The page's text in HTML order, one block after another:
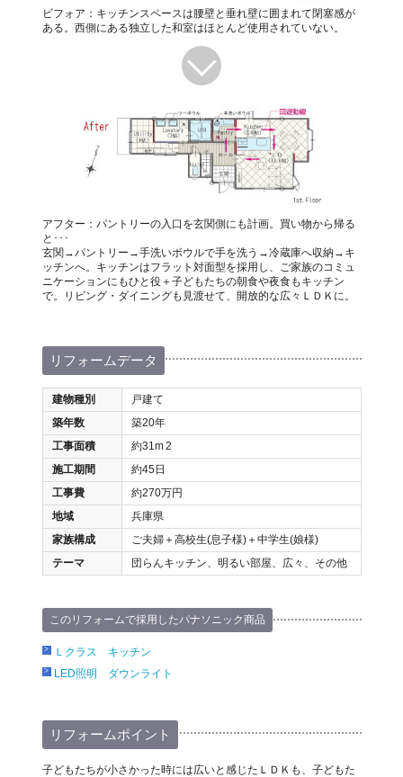
ビフォア：キッチンスペースは腰壁と垂れ壁に囲まれて閉塞感が
ある。西側にある独立した和室はほとんど使用されていない。
アフター：パントリーの入口を玄関側にも計画。買い物から帰る
と･･･
玄関→パントリー→手洗いボウルで手を洗う→冷蔵庫へ収納→キ
ッチンへ。キッチンはフラット対面型を採用し、ご家族のコミュ
ニケーションにもひと役＋子どもたちの朝食や夜食もキッチン
で。リビング・ダイニングも見渡せて、開放的な広々ＬＤＫに。
リフォームデータ
建物種別
戸建て
築年数
築20年
工事面積
約31m2
施工期間
約45日
工事費
約270万円
地域
兵庫県
家族構成
ご夫婦＋高校生(息子様)＋中学生(娘様)
テーマ
団らんキッチン、明るい部屋、広々、その他
このリフォームで採用したパナソニック商品
Ｌクラス キッチン
LED照明 ダウンライト
リフォームポイント
子どもたちが小さかった時には広いと感じたＬＤＫも、子どもた